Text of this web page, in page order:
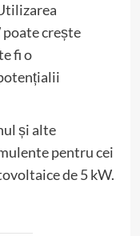
crește
fi o
și alte
pentru cei
de 5 kW.